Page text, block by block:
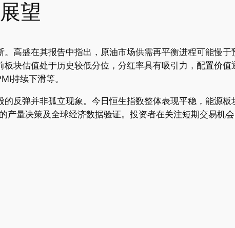
望
高盛在其报告中指出，原油市场供需再平衡进程可能慢于
块估值处于历史较低分位，分红率具有吸引力，配置价
持续下滑等。
反弹并非孤立现象。今日恒生指数整体表现平稳，能源
产量决策及全球经济数据验证。投资者在关注短期交易机